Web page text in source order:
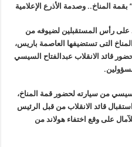
المناخ.. وصدمة الأذرع الإعلامية
على رأس المستقبلين لضيوفه من
التى تستضيفها العاصمة باريس،
قائد الانقلاب عبدالفتاح السيسي
.
من سيارته لحضور قمة المناخ،
قائد الانقلاب من قبل الرئيس
على وقع اختفاء هولاند من